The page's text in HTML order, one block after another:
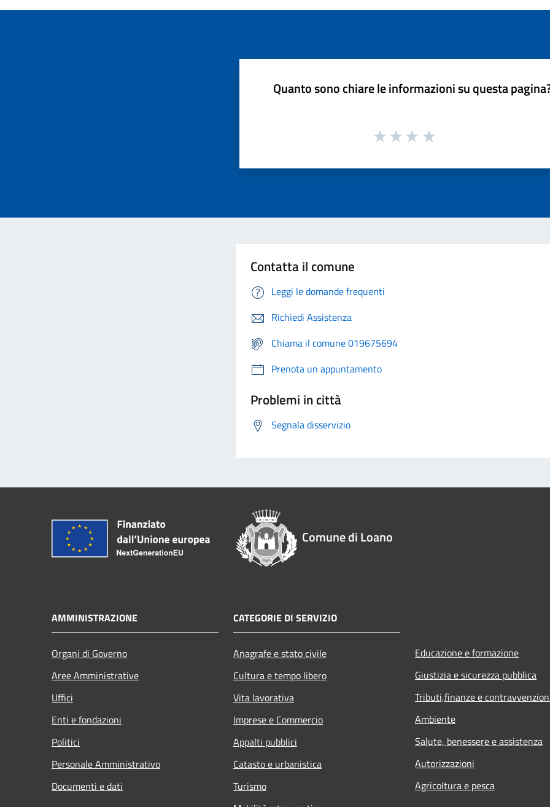
Quanto sono chiare le informazioni su questa
Contatta il comune
Leggi le domande frequenti
Richiedi Assistenza
Chiama il comune 019675694
Prenota un appuntamento
Problemi in città
Segnala disservizio
Comune di Loano
AMMINISTRAZIONE
Organi di Governo
Aree Amministrative
Uffici
Enti e fondazioni
Politici
Personale Amministrativo
Documenti e dati
CATEGORIE DI SERVIZIO
Anagrafe e stato civile
Cultura e tempo libero
Vita lavorativa
Imprese e Commercio
Appalti pubblici
Catasto e urbanistica
Turismo
Educazione e formazione
Giustizia e sicurezza pubblica
Tributi,finanze e
Ambiente
Salute, benessere e assistenza
Autorizzazioni
Agricoltura e pesca